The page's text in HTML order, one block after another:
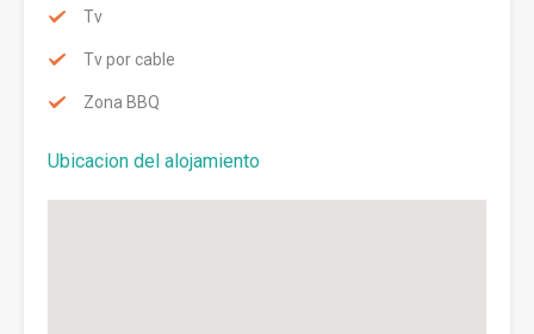
Tv
Tv por cable
Zona BBQ
Ubicacion del alojamiento